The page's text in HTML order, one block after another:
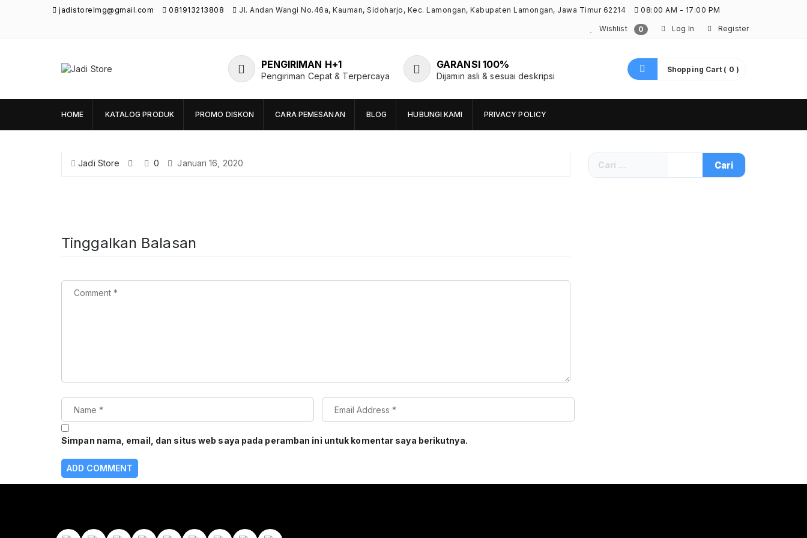
jadistorelmg@gmail.com 081913213808 Jl. Andan Wangi No.46a, Kauman, Sidoharjo, Kec. Lamongan, Kabupaten Lamongan, Jawa Timur 62214 08:00 AM - 17:00 PM
Wishlist 0 Log In Register
Unik di Lamongan
PENGIRIMAN H+1
Pengiriman Cepat & Terpercaya
GARANSI 100%
Dijamin asli & sesuai deskripsi
Shopping Cart ( 0 )
HOME KATALOG PRODUK PROMO DISKON CARA PEMESANAN BLOG HUBUNGI KAMI PRIVACY POLICY
Jadi Store 0 Januari 16, 2020
Tinggalkan Balasan
Simpan nama, email, dan situs web saya pada peramban ini untuk komentar saya berikutnya.
Cari
untuk: